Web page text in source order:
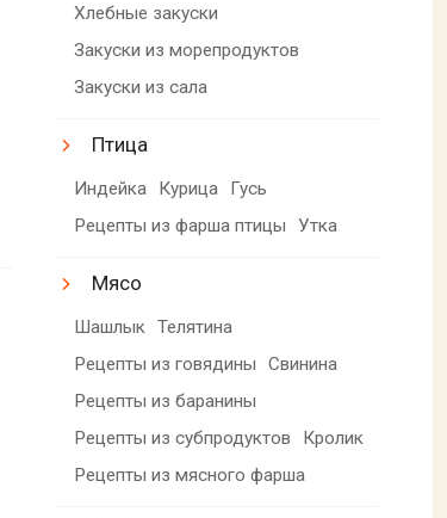
Хлебные закуски
Закуски из морепродуктов
Закуски из сала
Птица
Индейка Курица
Гусь
Рецепты из фарша птицы
Утка
Мясо
Шашлык Телятина
Рецепты из говядины
Свинина
Рецепты из баранины
Рецепты из субпродуктов
Кролик
Рецепты из мясного фарша